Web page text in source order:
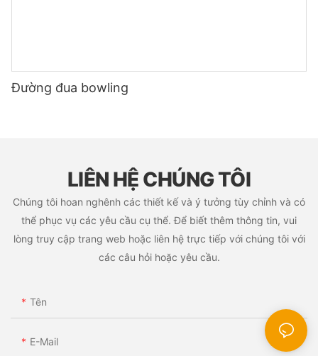
Đường đua bowling
LIÊN HỆ CHÚNG TÔI
Chúng tôi hoan nghênh các thiết kế và ý tưởng tùy chỉnh và có
thể phục vụ các yêu cầu cụ thể. Để biết thêm thông tin, vui
lòng truy cập trang web hoặc liên hệ trực tiếp với chúng tôi với
các câu hỏi hoặc yêu cầu.
Tên
E-Mail